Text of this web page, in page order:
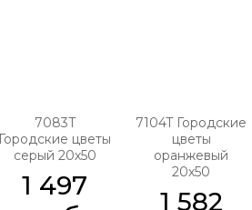
7083T
Городские цветы
серый 20х50
1 497
7104T Городские
цветы
оранжевый
20х50
1 582